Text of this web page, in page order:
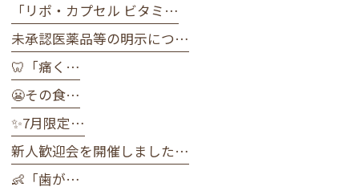
「リポ・カプセル ビタミ…
未承認医薬品等の明示につ…
🦷「痛く…
😬その食…
✨7月限定…
新人歓迎会を開催しました…
👶「歯が…